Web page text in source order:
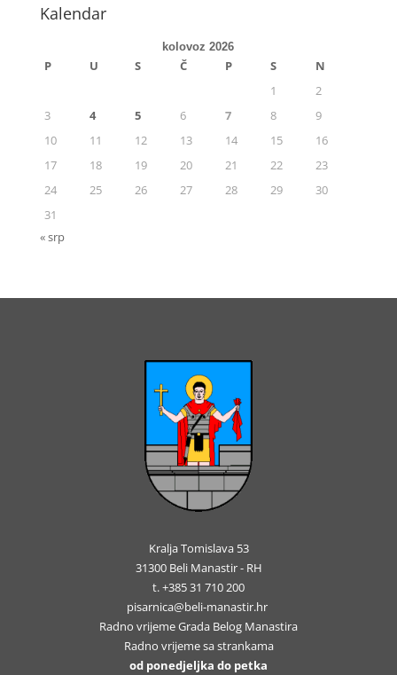
Kalendar
kolovoz 2026
P U S Č P S
N
1
2
3
4 5 6 7 8
9
10
11 12 13 14 15
16
17
18 19 20 21 22
23
24
25 26 27 28 29
30
31
« srp
Kralja Tomislava 53
31300 Beli Manastir - RH
t. +385 31 710 200
pisarnica@beli-manastir.hr
Radno vrijeme Grada Belog Manastira
Radno vrijeme sa strankama
od ponedjeljka do petka